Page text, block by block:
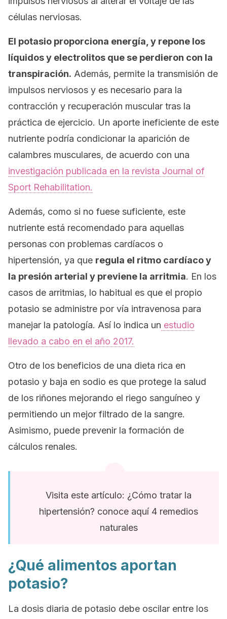
células nerviosas.
El potasio proporciona energía, y repone los
líquidos y electrolitos que se perdieron con la
transpiración. Además, permite la transmisión de
impulsos nerviosos y es necesario para la
contracción y recuperación muscular tras la
práctica de ejercicio. Un aporte ineficiente de este
nutriente podría condicionar la aparición de
calambres musculares, de acuerdo con una
investigación publicada en la revista Journal of
Sport Rehabilitation.
Además, como si no fuese suficiente, este
nutriente está recomendado para aquellas
personas con problemas cardíacos o
hipertensión, ya que regula el ritmo cardíaco y
la presión arterial y previene la arritmia. En los
casos de arritmias, lo habitual es que el propio
potasio se administre por vía intravenosa para
manejar la patología. Así lo indica un estudio
llevado a cabo en el año 2017.
Otro de los beneficios de una dieta rica en
potasio y baja en sodio es que protege la salud
de los riñones mejorando el riego sanguíneo y
permitiendo un mejor filtrado de la sangre.
Asimismo, puede prevenir la formación de
cálculos renales.
Visita este artículo: ¿Cómo tratar la
hipertensión? conoce aquí 4 remedios
naturales
¿Qué alimentos aportan
potasio?
La dosis diaria de potasio debe oscilar entre los